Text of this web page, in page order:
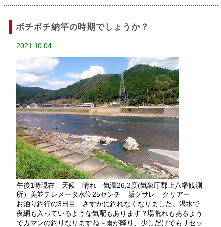
ボチボチ納竿の時期でしょうか？
2021.10.04
午後1時現在 天候 晴れ 気温26,2度(気象庁郡上八幡観測
所）美並テレメータ水位25センチ 垢グサレ クリアー
お泊り釣行の3日目、さすがに釣れなくなりました。渇水で
夜網も入っているような気配もあります？場荒れもあるよう
でガマンの釣りなりますね～雨が降り、少しだけでもリセッ